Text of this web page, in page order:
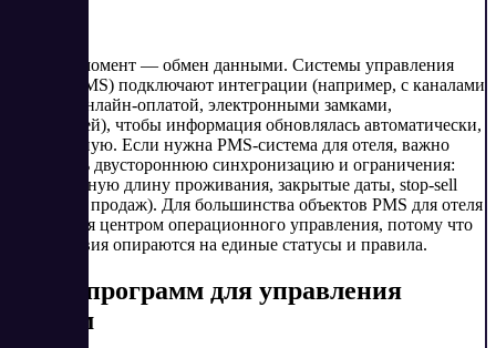
Важный момент — обмен данными. Системы управления
отелем (PMS) подключают интеграции (например, с каналами
продаж, онлайн-оплатой, электронными замками,
телефонией), чтобы информация обновлялась автоматически,
а не вручную. Если нужна PMS-система для отеля, важно
проверить двустороннюю синхронизацию и ограничения:
минимальную длину проживания, закрытые даты, stop-sell
(закрытие продаж). Для большинства объектов PMS для отеля
становится центром операционного управления, потому что
все действия опираются на единые статусы и правила.
Виды программ для управления
отелем